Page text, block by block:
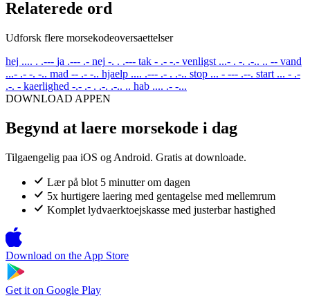
Relaterede ord
Udforsk flere morsekodeoversaettelser
hej .... . .--- ja .--- .- nej -. . .--- tak - .- -.- venligst ...- . -. .-.. .. -- vand
...- .- -. -.. mad -- .- -.. hjaelp .... .--- .- . .-.. stop ... - --- .--. start ... - .-
.-. - kaerlighed -.- .- . .-. .-.. .. hab .... .- -...
DOWNLOAD APPEN
Begynd at laere morsekode i dag
Tilgaengelig paa iOS og Android. Gratis at downloade.
Lær på blot 5 minutter om dagen
5x hurtigere laering med gentagelse med mellemrum
Komplet lydvaerktoejskasse med justerbar hastighed
Download on the App Store
Get it on Google Play